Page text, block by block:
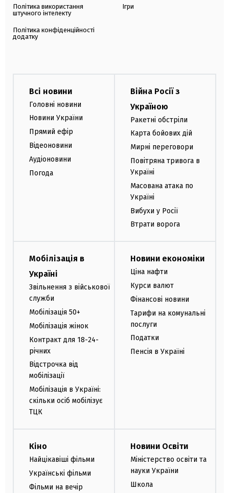
Політика використання
штучного інтелекту
Політика конфіденційності
додатку
Ігри
Всі новини
Головні новини
Новини України
Прямий ефір
Відеоновини
Аудіоновини
Погода
Війна Росії з
Україною
Ракетні обстріли
Карта бойових дій
Мирні переговори
Повітряна тривога в
Україні
Масована атака по
Україні
Вибухи у Росії
Втрати ворога
Мобілізація в
Україні
Звільнення з військової
служби
Мобілізація 50+
Мобілізація жінок
Контракт для 18-24-
річних
Відстрочка від
мобілізації
Мобілізація в Україні:
скільки осіб мобілізує
ТЦК
Новини економіки
Ціна нафти
Курси валют
Фінансові новини
Тарифи на комунальні
послуги
Податки
Пенсія в Україні
Кіно
Найцікавіші фільми
Українські фільми
Фільми на вечір
Новини Освіти
Міністерство освіти та
науки України
Школа